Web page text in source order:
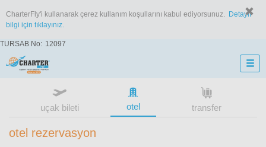
CharterFly'i kullanarak çerez kullanım koşullarını kabul ediyorsunuz.
Detaylı
bilgi için tıklayınız.
TURSAB No: 12097
uçak bileti otel transfer
otel rezervasyon